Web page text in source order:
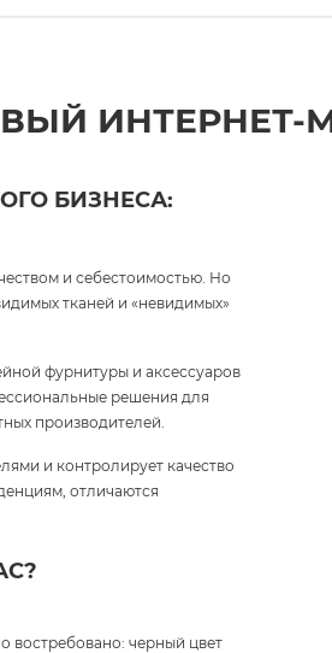
ИНТЕРНЕТ-
БИЗНЕСА:
и себестоимостью. Но
тканей и «невидимых»
фурнитуры и аксессуаров
решения для
производителей.
и контролирует качество
отличаются
востребовано: черный цвет